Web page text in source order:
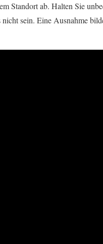
Standort ab. Halten Sie
sein. Eine Ausnahme